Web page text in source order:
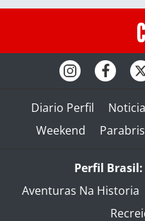
Diario Perfil
Weekend
Perfil Brasil:
Aventuras Na Historia